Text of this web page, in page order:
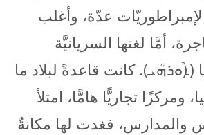
عدّة، وأغلب
أمَّا لغتها السريانيَّة
كانت قاعدةً لبلاد ما
ومركزًا تجاريًّا هامًّا، امتلأ
والمدارس، فغدت لها مكانةٌ